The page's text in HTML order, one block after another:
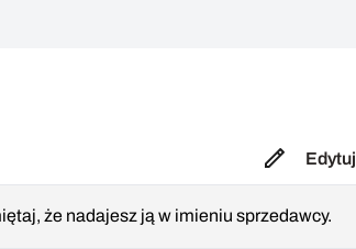
Edytuj
że nadajesz ją w imieniu sprzedawcy.